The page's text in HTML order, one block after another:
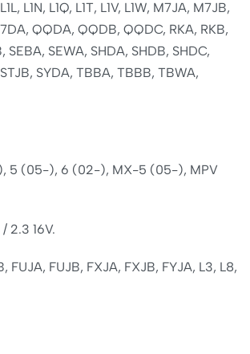
L1N, L1Q, L1T, L1V, L1W, M7JA, M7JB,
QQDA, QQDB, QQDC, RKA, RKB,
SEBA, SEWA, SHDA, SHDB, SHDC,
SYDA, TBBA, TBBB, TBWA,
5 (05-), 6 (02-), MX-5 (05-), MPV
2.3 16V.
FUJA, FUJB, FXJA, FXJB, FYJA, L3, L8,